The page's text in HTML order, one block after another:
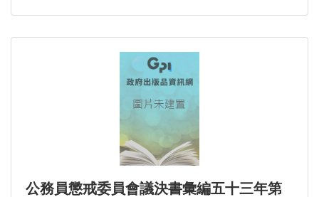
公務員懲戒委員會議決書彙編五十三年第